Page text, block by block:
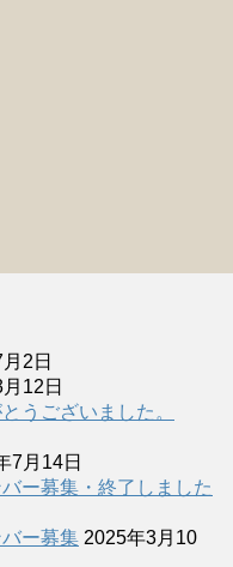
2日
12日
うございました。
7月14日
ー募集・終了しました
ー募集 2025年3月10